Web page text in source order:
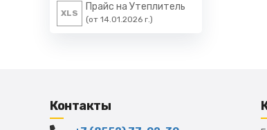
XLS
Прайс на Утеплитель
(от 14.01.2026 г.)
Контакты